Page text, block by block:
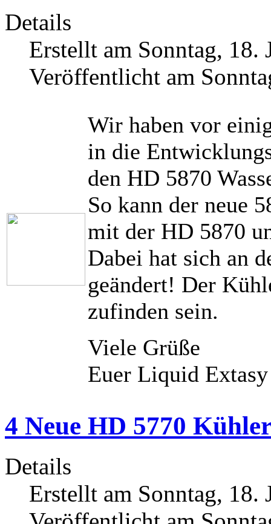
Details
Erstellt am Sonntag, 18.
Veröffentlicht am
Wir haben vor
in die
den HD 5870
So kann der neue
mit der HD 5870
Dabei hat sich an
geändert! Der
zufinden sein.
Viele Grüße
Euer Liquid Extasy
4 Neue HD 5770
Details
Erstellt am Sonntag, 18.